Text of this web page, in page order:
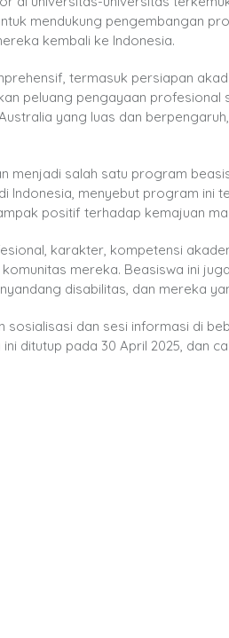
mendukung pengembangan
kembali ke Indonesia.
termasuk persiapan
peluang pengayaan profesional
yang luas dan
menjadi salah satu program
Indonesia, menyebut program
positif terhadap kemajuan
karakter, kompetensi
mereka. Beasiswa ini
disabilitas, dan mereka
sosialisasi dan sesi informasi di
ditutup pada 30 April 2025, dan